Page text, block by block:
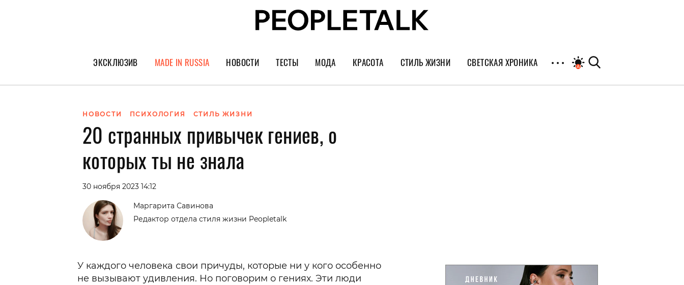
ЭКСКЛЮЗИВ
ГЕРОИ PEOPLETALK
ПОКОЛЕНИЕ
MADE IN RUSSIA НОВОСТИ ТЕСТЫ МОДА
Тренды
Украшения и часы
КРАСОТА
Уход за лицом
СТИЛЬ ЖИЗНИ
Культура
СВЕТСКАЯ ХРОНИКА
НОВОСТИ ПСИХОЛОГИЯ СТИЛЬ ЖИЗНИ
20 странных привычек гениев, о
которых ты не знала
30 ноября 2023 14:12
Маргарита Савинова
Редактор отдела стиля жизни Peopletalk
У каждого человека свои причуды, которые ни у кого особенно
не вызывают удивления. Но поговорим о гениях. Эти люди